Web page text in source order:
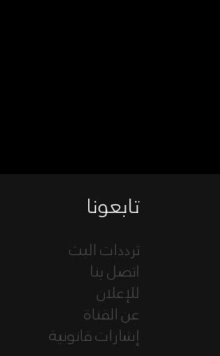
تابعونا
ترددات البث
اتصل بنا
للإعلان
عن القناة
إشارات قانونية